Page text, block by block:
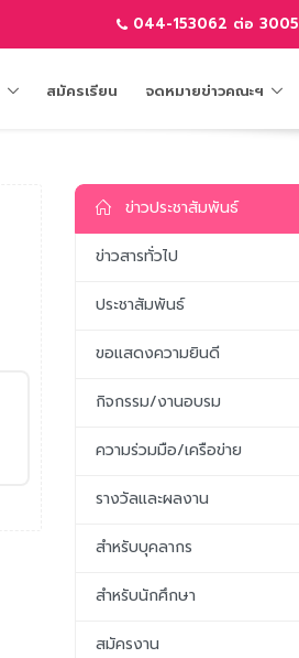
044-153062 ต่อ 3005
สมัครเรียน จดหมายข่าวคณะฯ
ข่าวประชาสัมพันธ์
ข่าวสารทั่วไป
ประชาสัมพันธ์
ขอแสดงความยินดี
กิจกรรม/งานอบรม
ความร่วมมือ/เครือข่าย
รางวัลและผลงาน
สำหรับบุคลากร
สำหรับนักศึกษา
สมัครงาน